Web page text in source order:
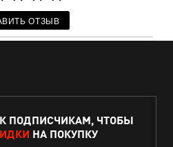
ОТЗЫВ
ПОДПИСЧИКАМ, ЧТОБЫ
НА ПОКУПКУ